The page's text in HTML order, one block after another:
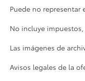
Puede no representar
No incluye
Las imágenes de
Avisos legales de la